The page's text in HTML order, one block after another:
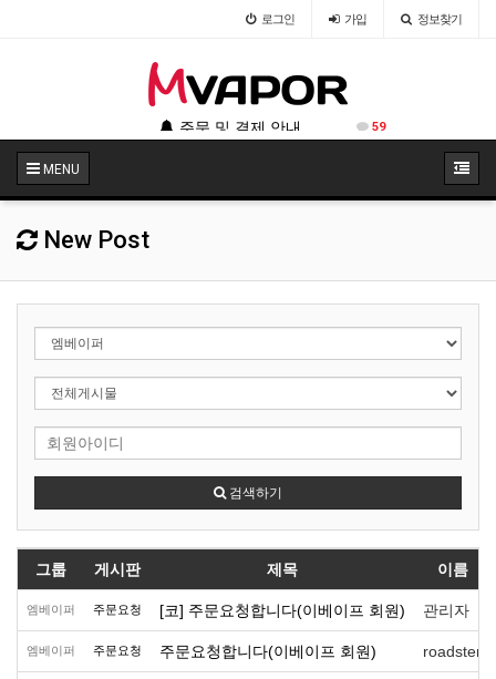
로그인 가입 정보찾기
59
주문 및 결제 안내
MENU
New Post
검색하기
그룹 게시판 제목 이름
엠베이퍼 주문요청 [코] 주문요청합니다(이베이프 회원) 관리자
엠베이퍼 주문요청 주문요청합니다(이베이프 회원) roadster